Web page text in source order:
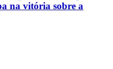
na vitória sobre a